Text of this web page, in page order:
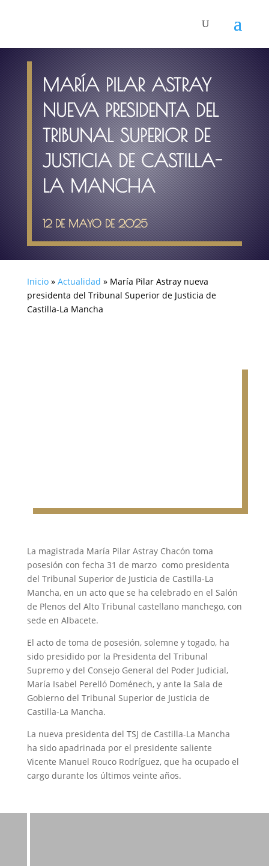
MARÍA PILAR ASTRAY
NUEVA PRESIDENTA DEL
TRIBUNAL SUPERIOR DE
JUSTICIA DE CASTILLA-
LA MANCHA
12 DE MAYO DE 2025
Inicio» Actualidad » María Pilar Astray nueva
presidenta del Tribunal Superior de Justicia de
Castilla-La Mancha
La magistrada María Pilar Astray Chacón toma
posesión con fecha 31 de marzo como presidenta
del Tribunal Superior de Justicia de Castilla-La
Mancha, en un acto que se ha celebrado en el Salón
de Plenos del Alto Tribunal castellano manchego, con
sede en Albacete.
El acto de toma de posesión, solemne y togado, ha
sido presidido por la Presidenta del Tribunal
Supremo y del Consejo General del Poder Judicial,
María Isabel Perelló Doménech, y ante la Sala de
Gobierno del Tribunal Superior de Justicia de
Castilla-La Mancha.
La nueva presidenta del TSJ de Castilla-La Mancha
ha sido apadrinada por el presidente saliente
Vicente Manuel Rouco Rodríguez, que ha ocupado el
cargo durante los últimos veinte años.